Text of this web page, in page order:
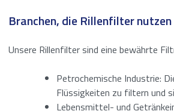
Branchen, die Rillenfilter nutzen
Unsere Rillenfilter sind eine bewährte
Petrochemische Industrie:
Flüssigkeiten zu filtern und
Lebensmittel- und